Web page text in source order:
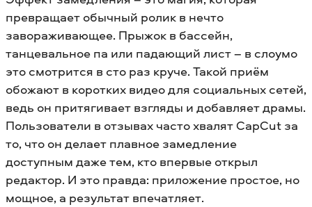
превращает обычный ролик в нечто
завораживающее. Прыжок в бассейн,
танцевальное па или падающий лист – в слоумо
это смотрится в сто раз круче. Такой приём
обожают в коротких видео для социальных сетей,
ведь он притягивает взгляды и добавляет драмы.
Пользователи в отзывах часто хвалят CapCut за
то, что он делает плавное замедление
доступным даже тем, кто впервые открыл
редактор. И это правда: приложение простое, но
мощное, а результат впечатляет.